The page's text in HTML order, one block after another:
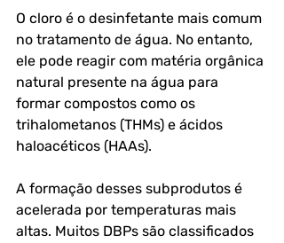
O cloro é o desinfetante mais comum
no tratamento de água. No entanto,
ele pode reagir com matéria orgânica
natural presente na água para
formar compostos como os
trihalometanos (THMs) e ácidos
haloacéticos (HAAs).
A formação desses subprodutos é
acelerada por temperaturas mais
altas. Muitos DBPs são classificados